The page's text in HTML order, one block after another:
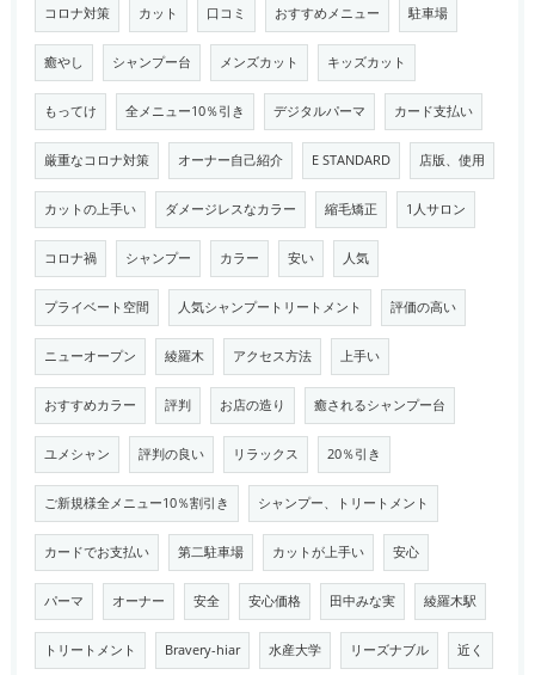
コロナ対策 カット 口コミ おすすめメニュー 駐車場
癒やし シャンプー台 メンズカット キッズカット
もってけ 全メニュー10％引き デジタルパーマ カード支払い
厳重なコロナ対策 オーナー自己紹介 E STANDARD 店版、使用
カットの上手い ダメージレスなカラー 縮毛矯正 1人サロン
コロナ禍 シャンプー カラー 安い 人気
プライベート空間 人気シャンプートリートメント 評価の高い
ニューオープン 綾羅木 アクセス方法 上手い
おすすめカラー 評判 お店の造り 癒されるシャンプー台
ユメシャン 評判の良い リラックス 20％引き
ご新規様全メニュー10％割引き シャンプー、トリートメント
カードでお支払い 第二駐車場 カットが上手い 安心
パーマ オーナー 安全 安心価格 田中みな実 綾羅木駅
トリートメント Bravery-hiar 水産大学 リーズナブル 近く